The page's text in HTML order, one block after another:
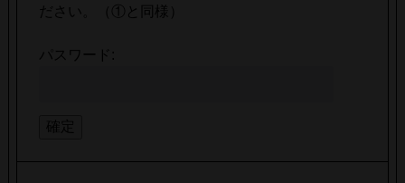
ださい。（①と同様）
パスワード: